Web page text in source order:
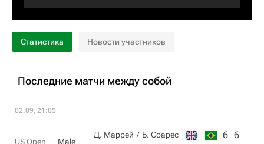
Статистика Новости участников
Последние матчи между собой
02.09, 21:05
US Open
Male
Д. Маррей Б. Соарес 6 6